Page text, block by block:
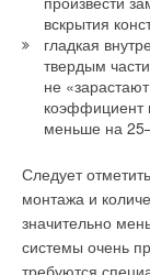
вскрытия
гладкая
твердым
не
коэффициент
меньше на
Следует
монтажа и
значительно
системы очень
Ваш E-mail *
Текст